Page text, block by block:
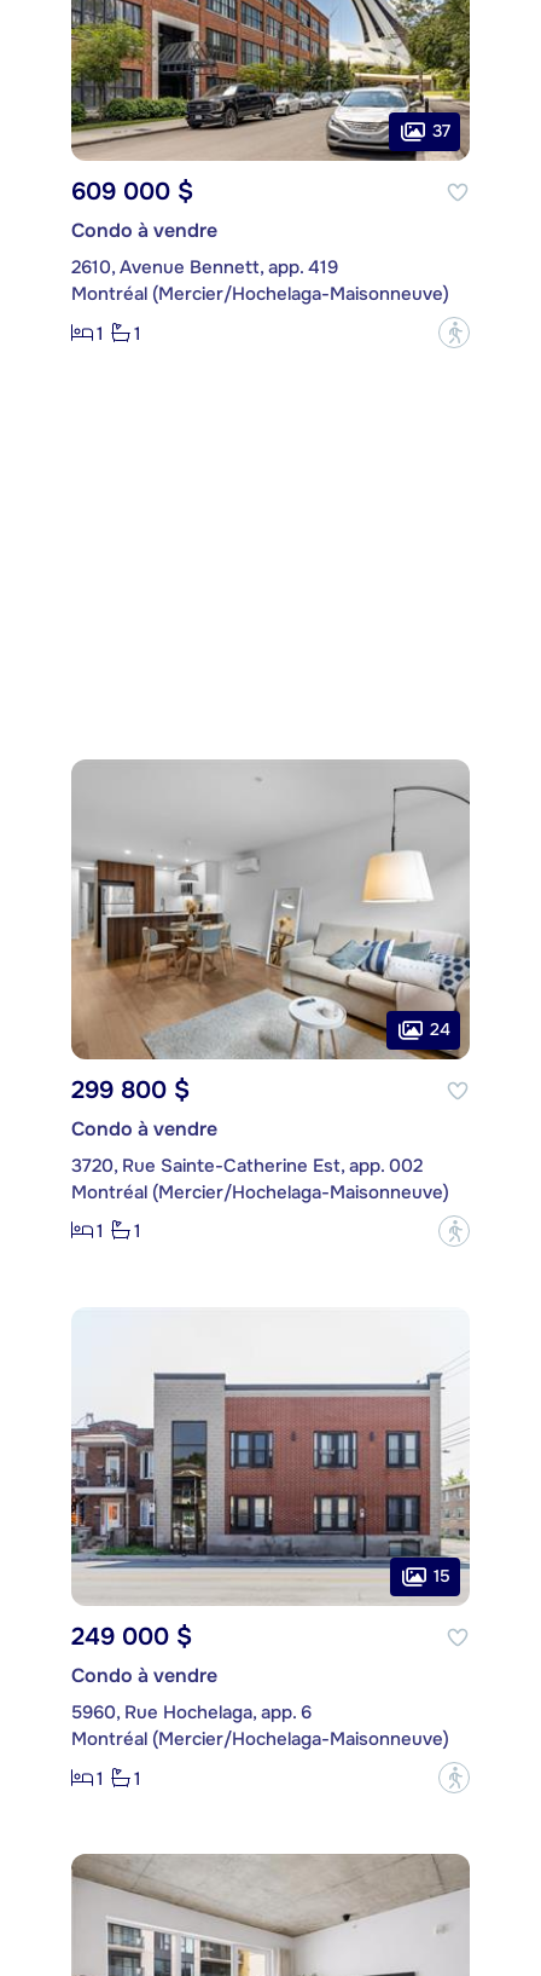
37
609 000 $
Condo à vendre
2610, Avenue Bennett, app. 419
Montréal (Mercier/Hochelaga-Maisonneuve)
1
1 ?
24
299 800 $
Condo à vendre
3720, Rue Sainte-Catherine Est, app. 002
Montréal (Mercier/Hochelaga-Maisonneuve)
1
1 ?
15
249 000 $
Condo à vendre
5960, Rue Hochelaga, app. 6
Montréal (Mercier/Hochelaga-Maisonneuve)
1
1 ?